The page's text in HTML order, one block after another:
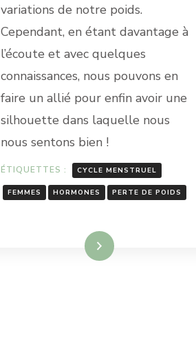
variations de notre poids.
Cependant, en étant davantage à
l’écoute et avec quelques
connaissances, nous pouvons en
faire un allié pour enfin avoir une
silhouette dans laquelle nous
nous sentons bien !
ÉTIQUETTES : CYCLE MENSTRUEL
FEMMES HORMONES PERTE DE POIDS
Lire la suite